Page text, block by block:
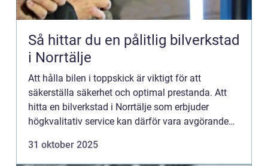
Så hittar du en pålitlig bilverkstad
i Norrtälje
Att hålla bilen i toppskick är viktigt för att
säkerställa säkerhet och optimal prestanda. Att
hitta en bilverkstad i Norrtälje som erbjuder
högkvalitativ service kan därför vara avgörande
31 oktober 2025